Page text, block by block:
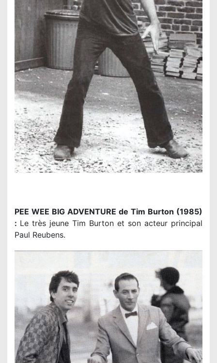
PEE WEE BIG ADVENTURE de Tim Burton (1985)
: Le très jeune Tim Burton et son acteur principal
Paul Reubens.